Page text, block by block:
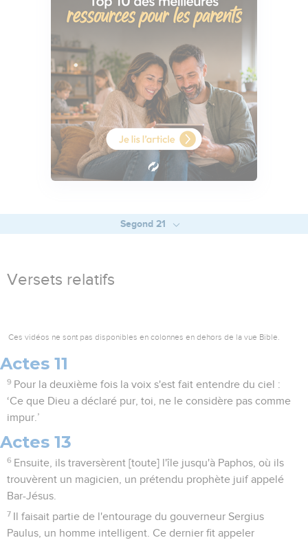
Segond 21
Versets relatifs
Ces vidéos ne sont pas disponibles en colonnes en dehors de la vue Bible.
Actes 11
9 Pour la deuxième fois la voix s'est fait entendre du ciel :
‘Ce que Dieu a déclaré pur, toi, ne le considère pas comme
impur.’
Actes 13
6 Ensuite, ils traversèrent [toute] l'île jusqu'à Paphos, où ils
trouvèrent un magicien, un prétendu prophète juif appelé
Bar-Jésus.
7
Il faisait partie de l'entourage du gouverneur Sergius
Paulus, un homme intelligent. Ce dernier fit appeler